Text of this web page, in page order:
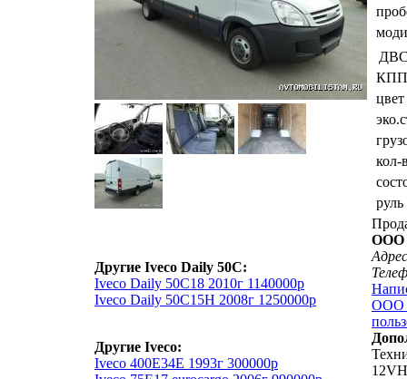
Другие Iveco Daily 50C:
Iveco Daily 50C18 2010г 1140000р
Iveco Daily 50C15H 2008г 1250000р
Другие Iveco:
Iveco 400Е34Е 1993г 300000р
КПП
цвет
кол-
руль
ООО
ООО